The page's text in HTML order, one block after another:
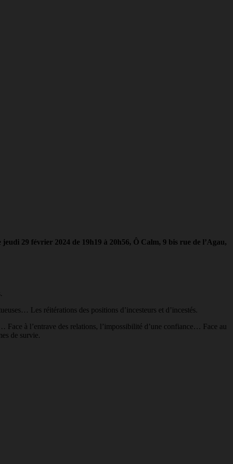
29 février 2024 de 19h19 à 20h56, Ô Calm, 9 bis rue de l’Agau,
Les réitérations des positions d’incesteurs et d’incestés.
à l’entrave des relations, l’impossibilité d’une confiance… Face au
de survie.